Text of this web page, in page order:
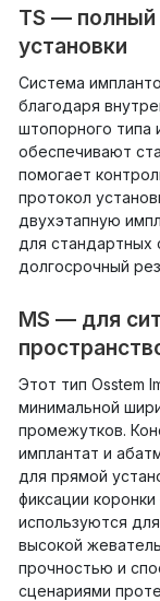
TS — полный
установки
Система
благодаря
штопорного типа
обеспечивают
помогает
протокол
двухэтапную
для стандартных
долгосрочный
MS — для
Этот тип Osstem
минимальной
промежутков.
имплантат и
для прямой
фиксации
используются
высокой
прочностью и
сценариями